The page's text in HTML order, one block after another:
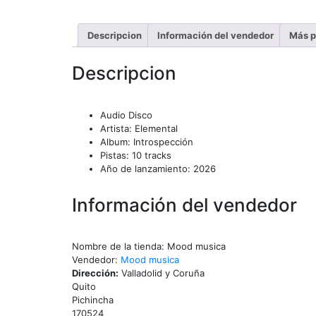
Descripcion Información del vendedor Más
Descripcion
Audio Disco
Artista: Elemental
Album: Introspección
Pistas: 10 tracks
Año de lanzamiento: 2026
Información del vendedor
Nombre de la tienda: Mood musica
Vendedor: Mood musica
Dirección: Valladolid y Coruña
Quito
Pichincha
170524